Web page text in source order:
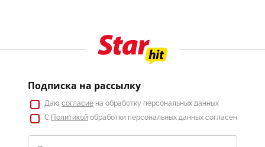
Подписка на рассылку
Даю согласие на обработку персональных данных
С Политикой обработки персональных данных согласен